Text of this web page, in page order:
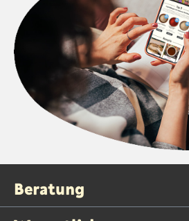
Beratung